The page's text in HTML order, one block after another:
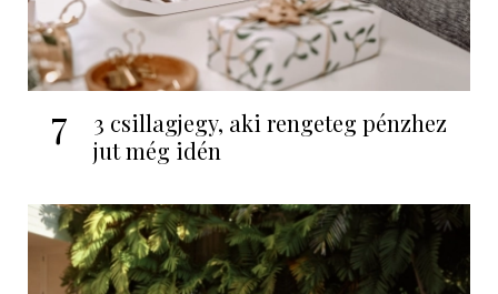
7
3 csillagjegy, aki rengeteg pénzhez
jut még idén